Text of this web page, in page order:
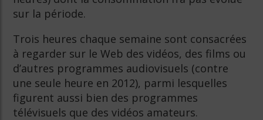
sur la période.
Trois heures chaque semaine sont consacrées
à regarder sur le Web des vidéos, des films ou
d’autres programmes audiovisuels (contre
une seule heure en 2012), parmi lesquelles
figurent aussi bien des programmes
télévisuels que des vidéos amateurs.